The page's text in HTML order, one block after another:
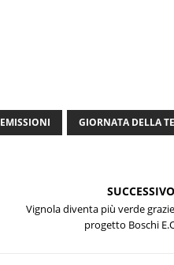
EMISSIONI GIORNATA DELLA
SUCCESSIVO
Vignola diventa più verde
progetto Boschi